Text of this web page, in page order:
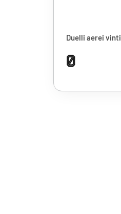
Duelli aerei vinti
0